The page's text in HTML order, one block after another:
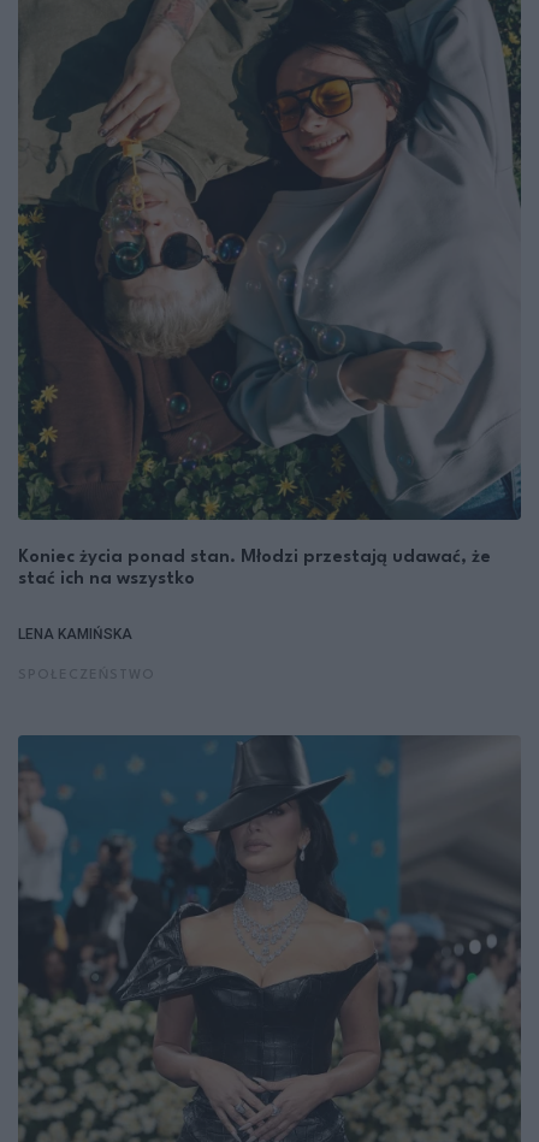
Koniec życia ponad stan. Młodzi przestają udawać, że
stać ich na wszystko
LENA KAMIŃSKA